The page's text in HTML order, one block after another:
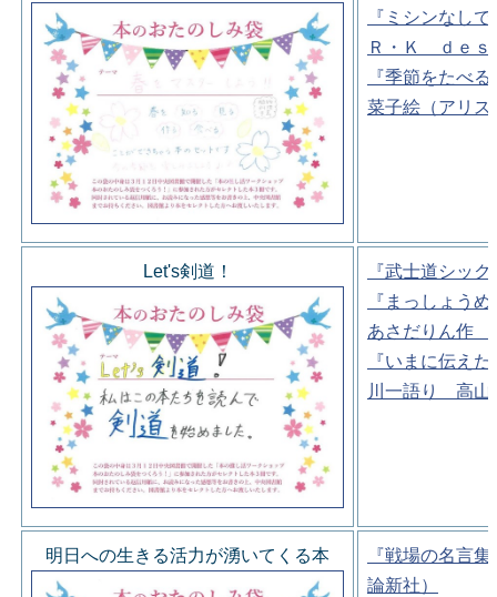
『ミシンなし
Ｒ・Ｋ ｄｅｓ
『季節をたべ
菜子絵（アリス
Let's剣道！
『武士道シッ
『まっしょう
あさだりん作
『いまに伝え
川一語り 高山
明日への生きる活力が湧いてくる本
『戦場の名言
論新社）